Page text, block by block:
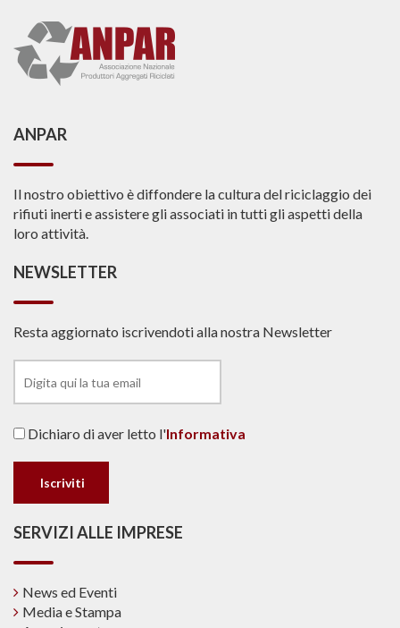
ANPAR
Il nostro obiettivo è diffondere la cultura del riciclaggio dei
rifiuti inerti e assistere gli associati in tutti gli aspetti della
loro attività.
NEWSLETTER
Resta aggiornato iscrivendoti alla nostra Newsletter
Dichiaro di aver letto l'Informativa
SERVIZI ALLE IMPRESE
News ed Eventi
Media e Stampa